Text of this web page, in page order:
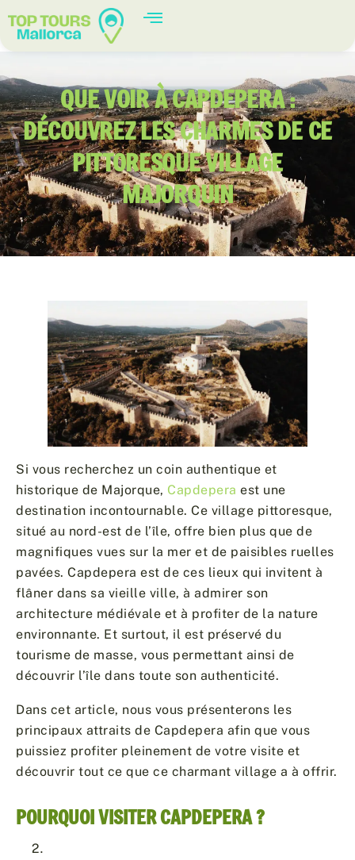
QUE VOIR À CAPDEPERA :
DÉCOUVREZ LES CHARMES DE CE
PITTORESQUE VILLAGE
MAJORQUIN
Si vous recherchez un coin authentique et
historique de Majorque, Capdepera est une
destination incontournable. Ce village pittoresque,
situé au nord-est de l’île, offre bien plus que de
magnifiques vues sur la mer et de paisibles ruelles
pavées. Capdepera est de ces lieux qui invitent à
flâner dans sa vieille ville, à admirer son
architecture médiévale et à profiter de la nature
environnante. Et surtout, il est préservé du
tourisme de masse, vous permettant ainsi de
découvrir l’île dans toute son authenticité.
Dans cet article, nous vous présenterons les
principaux attraits de Capdepera afin que vous
puissiez profiter pleinement de votre visite et
découvrir tout ce que ce charmant village a à offrir.
POURQUOI VISITER CAPDEPERA ?